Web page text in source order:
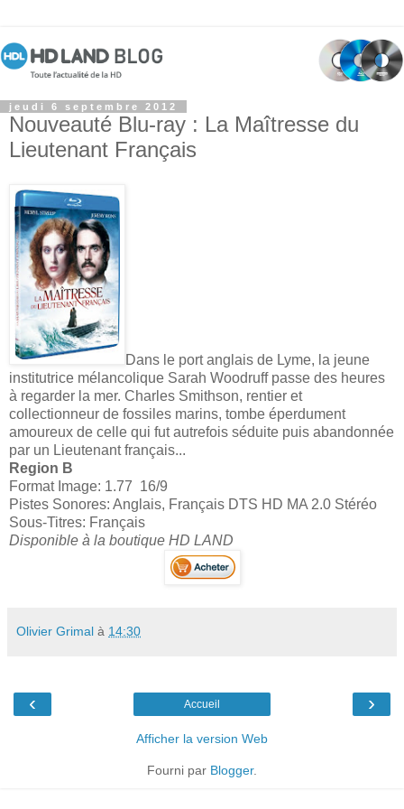
jeudi 6 septembre 2012
Nouveauté Blu-ray : La Maîtresse du
Lieutenant Français
Dans le port anglais de Lyme, la jeune
institutrice mélancolique Sarah Woodruff passe des heures
à regarder la mer. Charles Smithson, rentier et
collectionneur de fossiles marins, tombe éperdument
amoureux de celle qui fut autrefois séduite puis abandonnée
par un Lieutenant français...
Region B
Format Image: 1.77 16/9
Pistes Sonores: Anglais, Français DTS HD MA 2.0 Stéréo
Sous-Titres: Français
Disponible à la boutique HD LAND
Olivier Grimal à 14:30
‹ ›
Accueil
Afficher la version Web
Fourni par Blogger.